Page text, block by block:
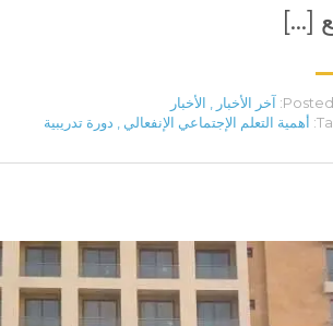
[…]
Posted آخر الأخبار
الأخبار
أهمية التعلم الإجتماعي الإنفعالي دورة تدريبية